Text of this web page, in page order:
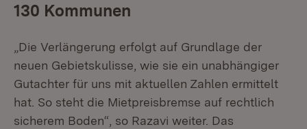
130 Kommunen
„Die Verlängerung erfolgt auf Grundlage der
neuen Gebietskulisse, wie sie ein unabhängiger
Gutachter für uns mit aktuellen Zahlen ermittelt
hat. So steht die Mietpreisbremse auf rechtlich
sicherem Boden“, so Razavi weiter. Das